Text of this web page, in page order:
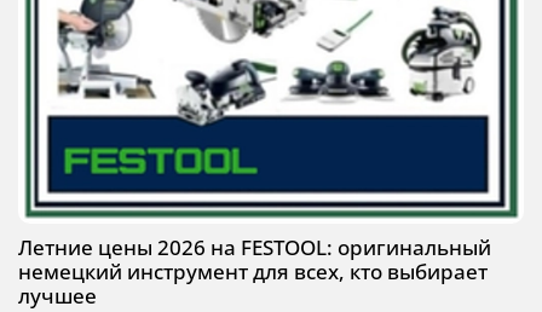
Летние цены 2026 на FESTOOL: оригинальный
немецкий инструмент для всех, кто выбирает
лучшее